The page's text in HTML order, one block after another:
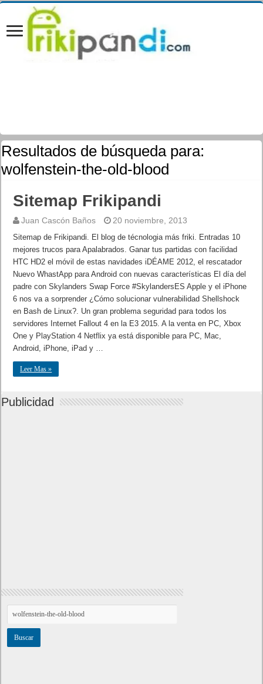
Resultados de búsqueda para:
wolfenstein-the-old-blood
Sitemap Frikipandi
Juan Cascón Baños 20 noviembre, 2013
Sitemap de Frikipandi. El blog de técnologia más friki. Entradas 10
mejores trucos para Apalabrados. Ganar tus partidas con facilidad
HTC HD2 el móvil de estas navidades iDÉAME 2012, el rescatador
Nuevo WhastApp para Android con nuevas características El día del
padre con Skylanders Swap Force #SkylandersES Apple y el iPhone
6 nos va a sorprender ¿Cómo solucionar vulnerabilidad Shellshock
en Bash de Linux?. Un gran problema seguridad para todos los
servidores Internet Fallout 4 en la E3 2015. A la venta en PC, Xbox
One y PlayStation 4 Netflix ya está disponible para PC, Mac,
Android, iPhone, iPad y …
Leer Mas »
Publicidad